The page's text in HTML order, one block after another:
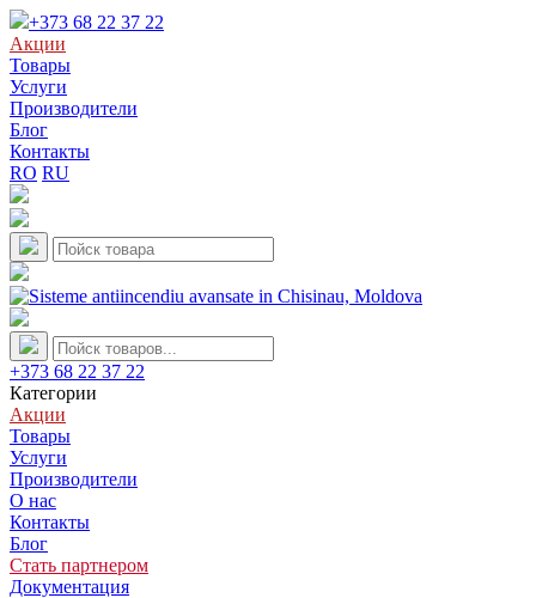
+373 68 22 37 22
Акции
Товары
Услуги
Производители
Блог
Контакты
RO RU
+373 68 22 37 22
Категории
Акции
Товары
Услуги
Производители
О нас
Контакты
Блог
Стать партнером
Документация